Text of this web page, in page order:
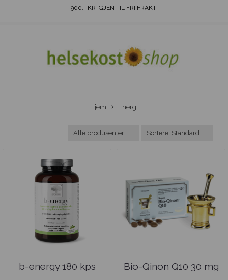
900,- KR IGJEN TIL FRI FRAKT!
Hjem Energi
b-energy 180 kps
Bio-Qinon Q10 30 mg